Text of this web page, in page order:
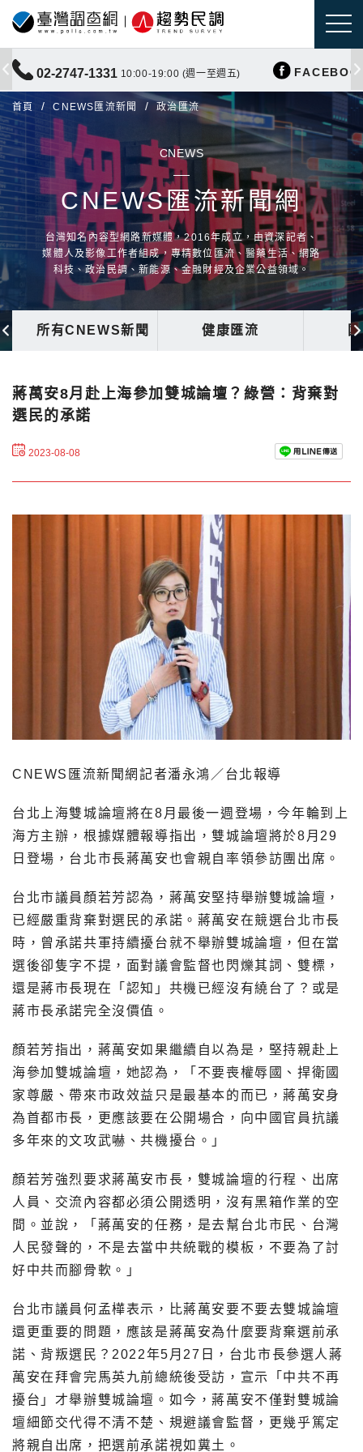
02-2747-1331 10:00-19:00 (週一至週五)
首頁 CNEWS匯流新聞 政治匯流
CNEWS
CNEWS匯流新聞網
台灣知名內容型網路新媒體，2016年成立，由資深記者、
媒體人及影像工作者組成，專精數位匯流、醫藥生活、網路
科技、政治民調、新能源、金融財經及企業公益領域。
所有CNEWS新聞 健康匯流
蔣萬安8月赴上海參加雙城論壇？綠營：背棄對
選民的承諾
2023-08-08
CNEWS匯流新聞網記者潘永鴻／台北報導
台北上海雙城論壇將在8月最後一週登場，今年輪到上
海方主辦，根據媒體報導指出，雙城論壇將於8月29
日登場，台北市長蔣萬安也會親自率領參訪團出席。
台北市議員顏若芳認為，蔣萬安堅持舉辦雙城論壇，
已經嚴重背棄對選民的承諾。蔣萬安在競選台北市長
時，曾承諾共軍持續擾台就不舉辦雙城論壇，但在當
選後卻隻字不提，面對議會監督也閃爍其詞、雙標，
還是蔣市長現在「認知」共機已經沒有繞台了？或是
蔣市長承諾完全沒價值。
顏若芳指出，蔣萬安如果繼續自以為是，堅持親赴上
海參加雙城論壇，她認為，「不要喪權辱國、捍衛國
家尊嚴、帶來市政效益只是最基本的而已，蔣萬安身
為首都市長，更應該要在公開場合，向中國官員抗議
多年來的文攻武嚇、共機擾台。」
顏若芳強烈要求蔣萬安市長，雙城論壇的行程、出席
人員、交流內容都必須公開透明，沒有黑箱作業的空
間。並說，「蔣萬安的任務，是去幫台北市民、台灣
人民發聲的，不是去當中共統戰的模板，不要為了討
好中共而腳骨軟。」
台北市議員何孟樺表示，比蔣萬安要不要去雙城論壇
還更重要的問題，應該是蔣萬安為什麼要背棄選前承
諾、背叛選民？2022年5月27日，台北市長參選人蔣
萬安在拜會完馬英九前總統後受訪，宣示「中共不再
擾台」才舉辦雙城論壇。如今，蔣萬安不僅對雙城論
壇細節交代得不清不楚、規避議會監督，更幾乎篤定
將親自出席，把選前承諾視如糞土。